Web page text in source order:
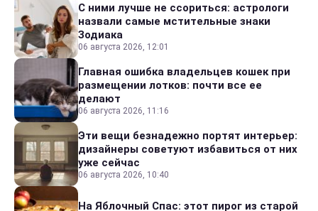
С ними лучше не ссориться: астрологи
назвали самые мстительные знаки
Зодиака
06 августа 2026, 12:01
Главная ошибка владельцев кошек при
размещении лотков: почти все ее
делают
06 августа 2026, 11:16
Эти вещи безнадежно портят интерьер:
дизайнеры советуют избавиться от них
уже сейчас
06 августа 2026, 10:40
На Яблочный Спас: этот пирог из старой